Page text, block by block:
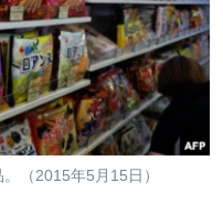
（2015年5月15日）